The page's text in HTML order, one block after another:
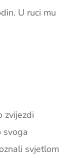
U ruci mu
zvijezdi
svoga
svjetlom